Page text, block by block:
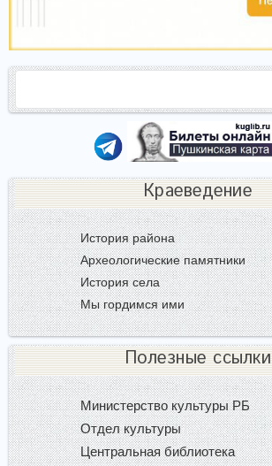
Краеведение
История района
Археологические памятники
История села
Мы гордимся ими
Полезные ссылки
Министерство культуры РБ
Отдел культуры
Центральная библиотека